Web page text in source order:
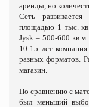
аренды, но
Сеть
площадью 1 тыс.
Jysk – 500-600 кв.м.
10-15 лет
разных форматов.
магазин.
По сравнению с
был меньший